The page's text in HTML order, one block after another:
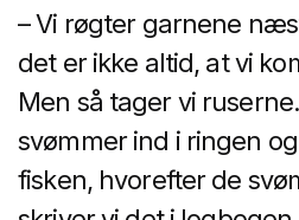
– Vi røgter garnene
det er ikke altid, at vi
Men så tager vi
svømmer ind i ringen
fisken, hvorefter de